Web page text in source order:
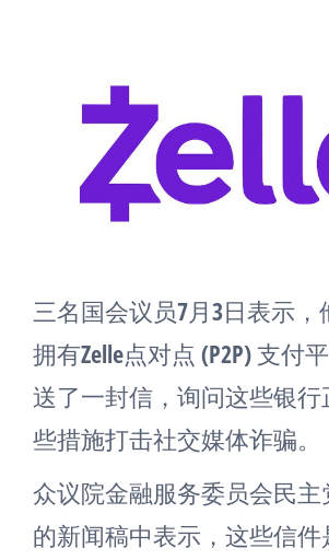
三名国会议员7月3日表示，
拥有Zelle点对点 (P2P) 支付
送了一封信，询问这些银
些措施打击社交媒体诈骗。
众议院金融服务委员会民主
的新闻稿中表示，这些信